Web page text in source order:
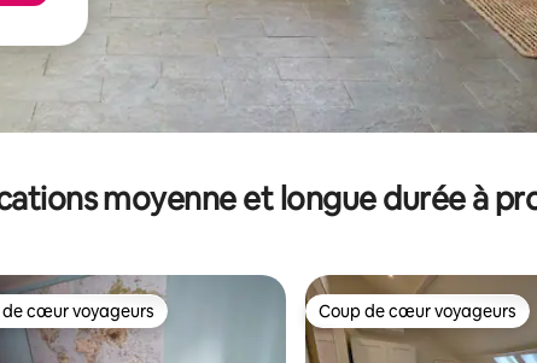
moyenne et longue durée à
de cœur voyageurs
de cœur voyageurs Coup de cœur voyageurs
Coup de cœur voyageurs